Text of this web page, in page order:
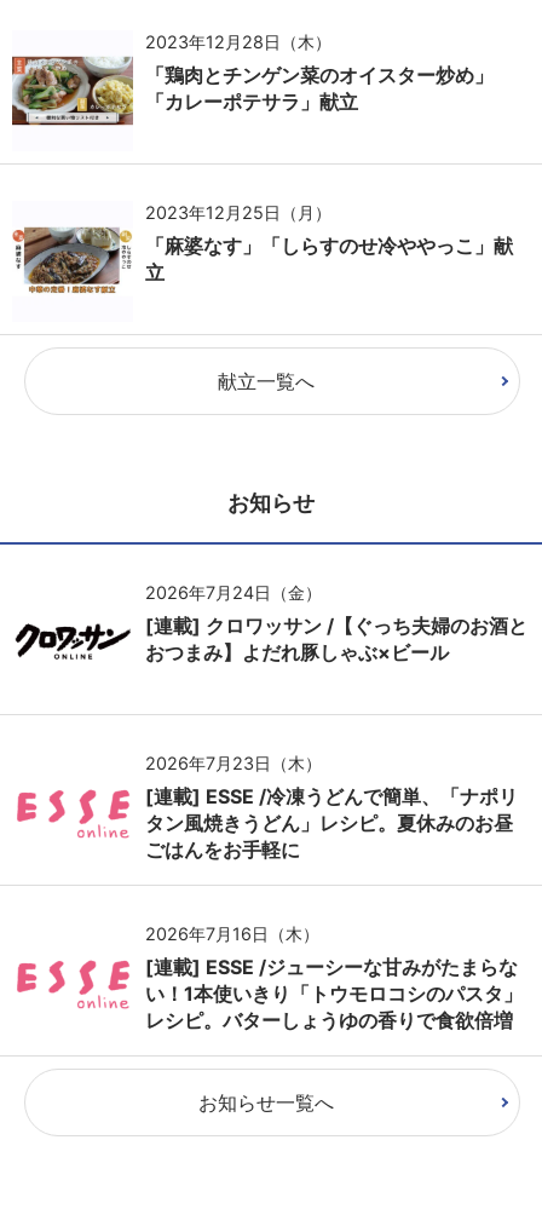
2023年12月28日（木）
「鶏肉とチンゲン菜のオイスター炒め」
「カレーポテサラ」献立
2023年12月25日（月）
「麻婆なす」「しらすのせ冷ややっこ」献
立
献立一覧へ
お知らせ
2026年7月24日（金）
[連載] クロワッサン /【ぐっち夫婦のお酒と
おつまみ】よだれ豚しゃぶ×ビール
2026年7月23日（木）
[連載] ESSE /冷凍うどんで簡単、「ナポリ
タン風焼きうどん」レシピ。夏休みのお昼
ごはんをお手軽に
2026年7月16日（木）
[連載] ESSE /ジューシーな甘みがたまらな
い！1本使いきり「トウモロコシのパスタ」
レシピ。バターしょうゆの香りで食欲倍増
お知らせ一覧へ